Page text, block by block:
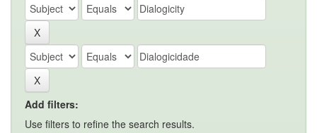
Add filters:
Use filters to refine the search results.